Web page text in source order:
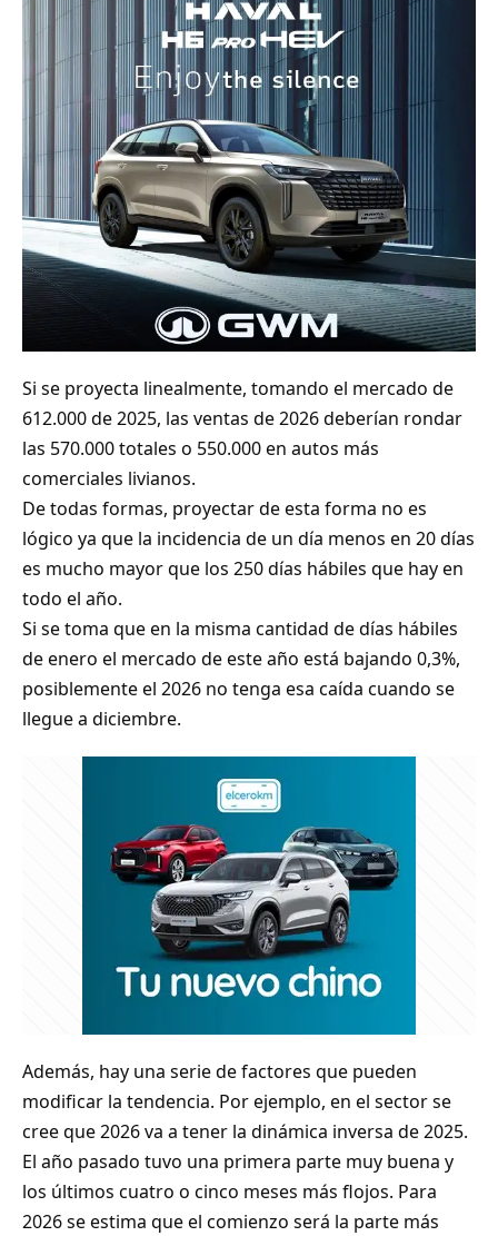
Si se proyecta linealmente, tomando el mercado de
612.000 de 2025, las ventas de 2026 deberían rondar
las 570.000 totales o 550.000 en autos más
comerciales livianos.
De todas formas, proyectar de esta forma no es
lógico ya que la incidencia de un día menos en 20 días
es mucho mayor que los 250 días hábiles que hay en
todo el año.
Si se toma que en la misma cantidad de días hábiles
de enero el mercado de este año está bajando 0,3%,
posiblemente el 2026 no tenga esa caída cuando se
llegue a diciembre.
Además, hay una serie de factores que pueden
modificar la tendencia. Por ejemplo, en el sector se
cree que 2026 va a tener la dinámica inversa de 2025.
El año pasado tuvo una primera parte muy buena y
los últimos cuatro o cinco meses más flojos. Para
2026 se estima que el comienzo será la parte más